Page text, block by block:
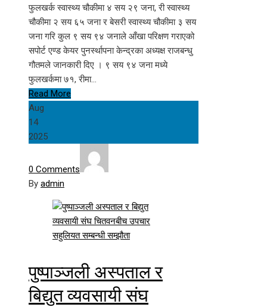
फुलखर्क स्वास्थ्य चौकीमा ४ सय २९ जना, री स्वास्थ्य
चौकीमा २ सय ६५ जना र बेसरी स्वास्थ्य चौकीमा ३ सय
जना गरि कुल ९ सय ९४ जनाले आँखा परिक्षण गराएको
सपोर्ट एण्ड केयर पुनर्स्थापना केन्द्रका अध्यक्ष राजबन्धु
गौतमले जानकारी दिए । ९ सय ९४ जना मध्ये
फुलखर्कमा ७१, रीमा…
Read More
Aug
14
2025
0 Comments
By admin
पुष्पाञ्जली अस्पताल र
बिद्युत व्यवसायी संघ